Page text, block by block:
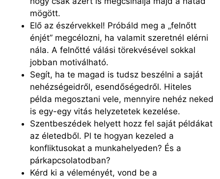
mögött.
Elő az észérvekkel! Próbáld meg a „felnőtt
énjét” megcélozni, ha valamit szeretnél elérni
nála. A felnőtté válási törekvésével sokkal
jobban motiválható.
Segít, ha te magad is tudsz beszélni a saját
nehézségeidről, esendőségedről. Hiteles
példa megosztani vele, mennyire nehéz neked
is egy-egy vitás helyzetetek kezelése.
Szentbeszédek helyett hozz fel saját példákat
az életedből. Pl te hogyan kezeled a
konfliktusokat a munkahelyeden? És a
párkapcsolatodban?
Kérd ki a véleményét, vond be a